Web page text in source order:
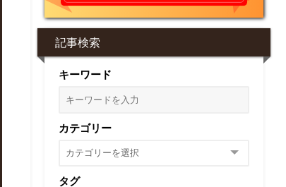
記事検索
キーワード
カテゴリー
タグ